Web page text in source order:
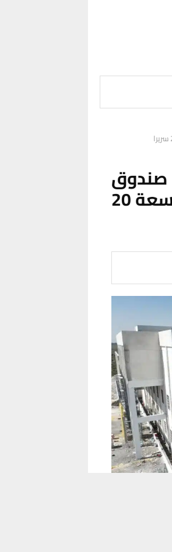
الإعمار يعلن تقدم العمل في مشروع بسعة 20